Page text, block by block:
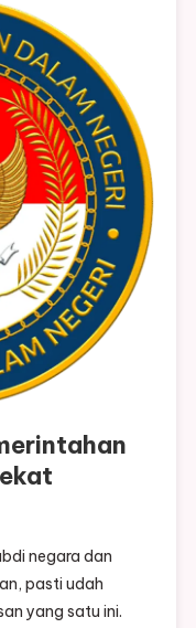
negara dan
pasti udah
yang satu ini.